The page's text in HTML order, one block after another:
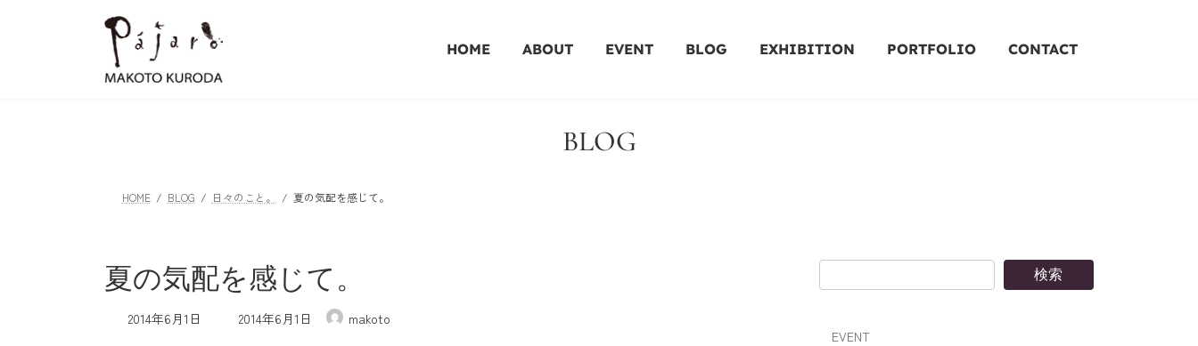
HOME ABOUT EVENT BLOG EXHIBITION PORTFOLIO CONTACT
BLOG
HOME BLOG 日々のこと。 夏の気配を感じて。
夏の気配を感じて。
2014年6月1日
最
2014年6月1日 makoto
検索
EVENT